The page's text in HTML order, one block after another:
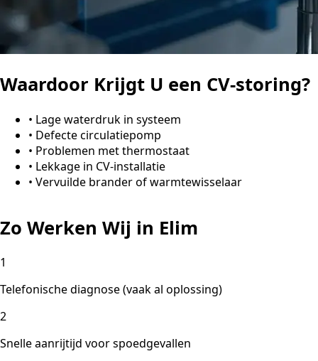
Waardoor Krijgt U een CV-storing?
• Lage waterdruk in systeem
• Defecte circulatiepomp
• Problemen met thermostaat
• Lekkage in CV-installatie
• Vervuilde brander of warmtewisselaar
Zo Werken Wij in Elim
1
Telefonische diagnose (vaak al oplossing)
2
Snelle aanrijtijd voor spoedgevallen